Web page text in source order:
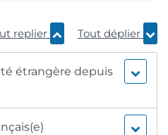
replier Tout déplier
étrangère depuis